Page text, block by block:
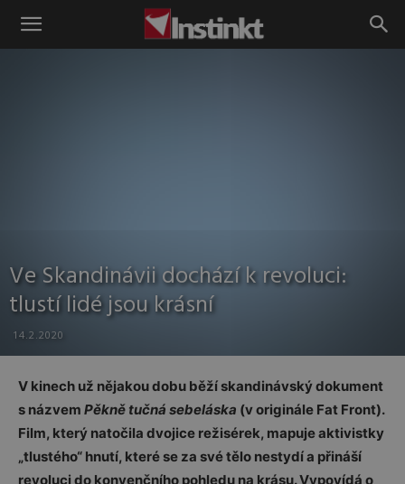
Instinkt
Ve Skandinávii dochází k revoluci:
tlustí lidé jsou krásní
14.2.2020
V kinech už nějakou dobu běží skandinávský dokument
s názvem Pěkně tučná sebeláska (v originále Fat Front).
Film, který natočila dvojice režisérek, mapuje aktivistky
„tlustého“ hnutí, které se za své tělo nestydí a přináší
revoluci do konvenčního pohledu na krásu. Vypovídá o